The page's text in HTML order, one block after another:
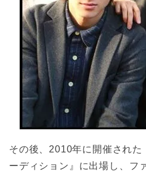
その後、2010年に開催され
ーディション』に出場し、フ